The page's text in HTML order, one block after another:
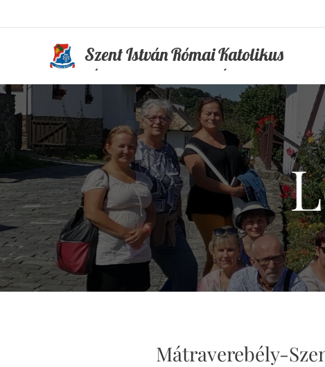
Szent István Római Katolikus
Általános Iskola és Óvoda
Mátraverebély-